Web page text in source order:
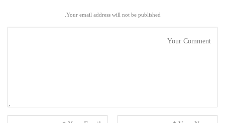
Your email address will not be published.